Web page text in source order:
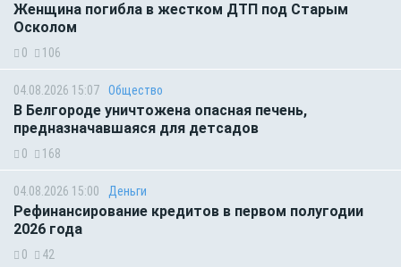
Женщина погибла в жестком ДТП под Старым
Осколом
0 106
04.08.2026 15:07 Общество
В Белгороде уничтожена опасная печень,
предназначавшаяся для детсадов
0 168
04.08.2026 15:00 Деньги
Рефинансирование кредитов в первом полугодии
2026 года
0 42